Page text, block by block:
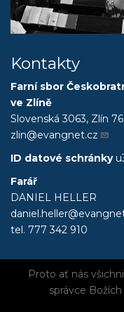
Kontakty
Farní sbor
ve Zlíně
Slovenská 3063, Zlín
zlin@evangnet.cz
ID datové schránky
Farář
DANIEL HELLER
tel. 777 342 910
Proto ať nás
správce